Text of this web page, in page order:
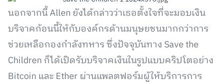
นอกจากนี้ Allen ยังได้กล่าวว่าเธอตั้งใจที่จะมอบเงิน
บริจาคก้อนนี้ให้กับองค์กรด้านมนุษยชนมากกว่าการ
ช่วยเหลือกองกำลังทหาร ซึ่งปัจจุบันทาง Save the
Children ก็ได้เปิดรับบริจาคเงินในรูปแบบคริปโตอย่าง
Bitcoin และ Ether ผ่านแพลตฟอร์มผู้ให้บริการการ